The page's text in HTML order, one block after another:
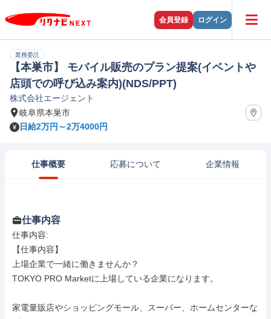
会員登録 ログイン
業務委託
【本巣市】 モバイル販売のプラン提案(イベントや
店頭での呼び込み案内)(NDS/PPT)
株式会社エージェント
岐阜県本巣市
日給2万円～2万4000円
仕事概要 応募について 企業情報
仕事内容
仕事内容:
【仕事内容】
上場企業で一緒に働きませんか？
TOKYO PRO Marketに上場している企業になります。
家電量販店やショッピングモール、スーパー、ホームセンターな